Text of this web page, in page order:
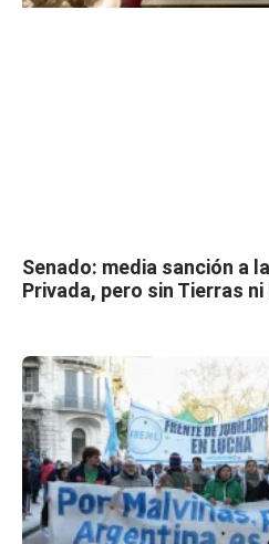
Senado: media sanción a
Privada, pero sin Tierras